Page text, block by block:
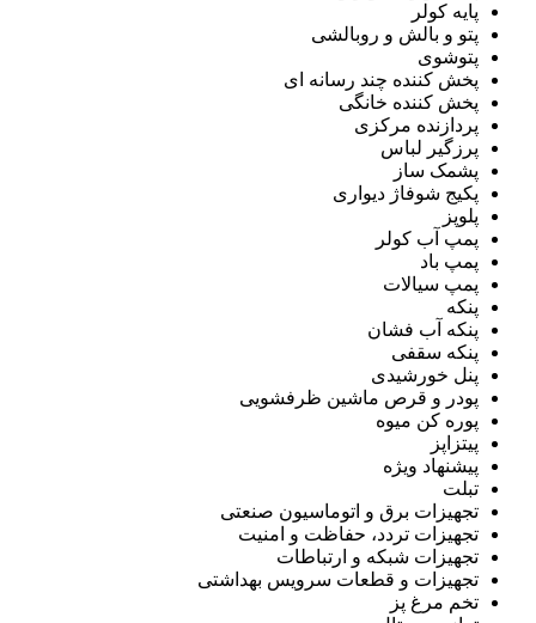
پایه کولر
پتو و بالش و روبالشی
پتوشوی
پخش کننده چند رسانه ای
پخش کننده خانگی
پردازنده مرکزی
پرزگیر لباس
پشمک ساز
پکیج شوفاژ دیواری
پلوپز
پمپ آب کولر
پمپ باد
پمپ سیالات
پنکه
پنکه آب فشان
پنکه سقفی
پنل خورشیدی
پودر و قرص ماشین ظرفشویی
پوره کن میوه
پیتزاپز
پیشنهاد ویژه
تبلت
تجهیزات برق و اتوماسیون صنعتی
تجهیزات تردد، حفاظت و امنیت
تجهیزات شبکه و ارتباطات
تجهیزات و قطعات سرویس بهداشتی
تخم مرغ پز